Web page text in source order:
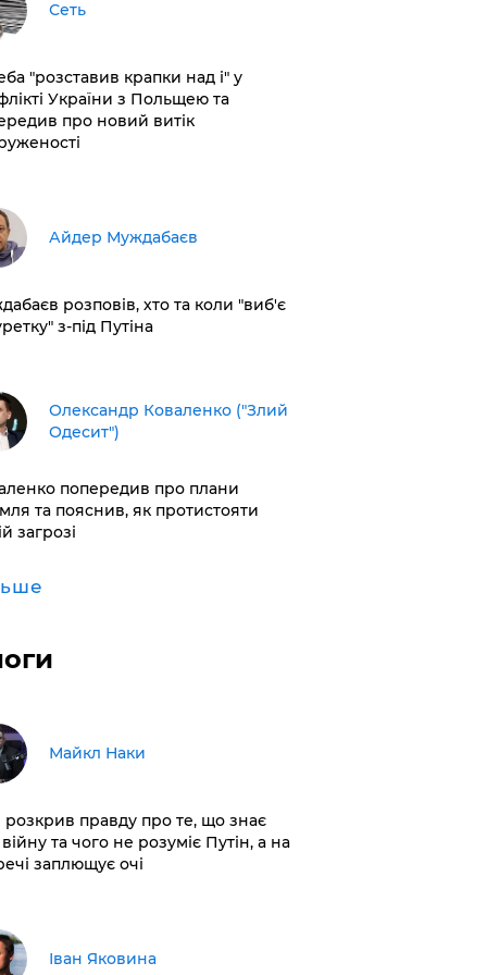
Сеть
"розставив крапки над і" у
України з Польщею та
про новий витік
Айдер Муждабаєв
розповів, хто та коли "виб'є
з-під Путіна
Олександр Коваленко ("Злий
Одесит")
попередив про плани
та пояснив, як протистояти
загрозі
Майкл Наки
розкрив правду про те, що знає
та чого не розуміє Путін, а на
заплющує очі
Іван Яковина